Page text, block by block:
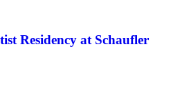
Residency at Schaufler